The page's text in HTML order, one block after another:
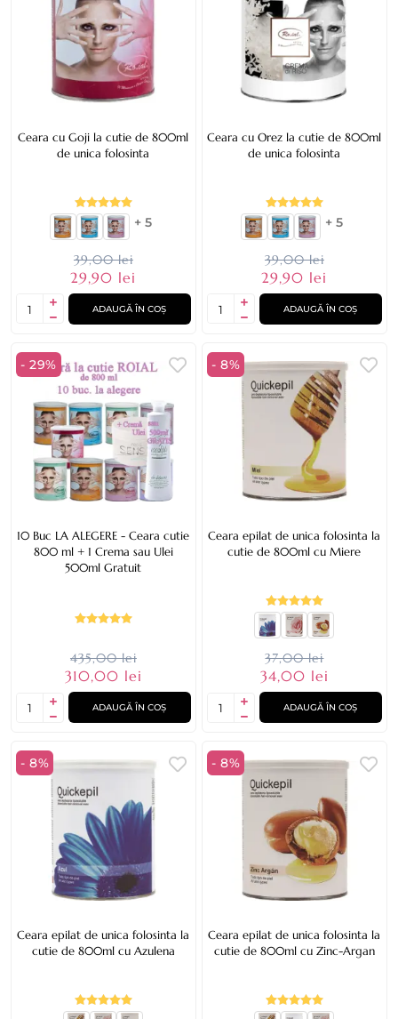
Ceara cu Goji la cutie de 800ml
de unica folosinta
+ 5
39,00 lei
29,90 lei
ADAUGĂ ÎN COȘ
Ceara cu Orez la cutie de 800ml
de unica folosinta
+ 5
39,00 lei
29,90 lei
ADAUGĂ ÎN COȘ
- 29%
10 Buc LA ALEGERE - Ceara cutie
800 ml + 1 Crema sau Ulei
500ml Gratuit
435,00 lei
310,00 lei
ADAUGĂ ÎN COȘ
- 8%
Ceara epilat de unica folosinta la
cutie de 800ml cu Miere
37,00 lei
34,00 lei
ADAUGĂ ÎN COȘ
- 8%
Ceara epilat de unica folosinta la
cutie de 800ml cu Azulena
- 8%
Ceara epilat de unica folosinta la
cutie de 800ml cu Zinc-Argan